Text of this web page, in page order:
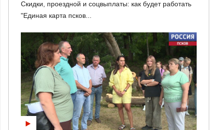
Скидки, проездной и соцвыплаты: как будет работать
"Единая карта псков...